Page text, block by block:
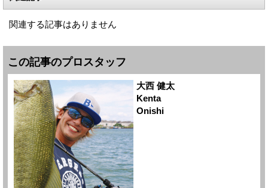
関連する記事はありません
この記事のプロスタッフ
大西 健太
Kenta
Onishi